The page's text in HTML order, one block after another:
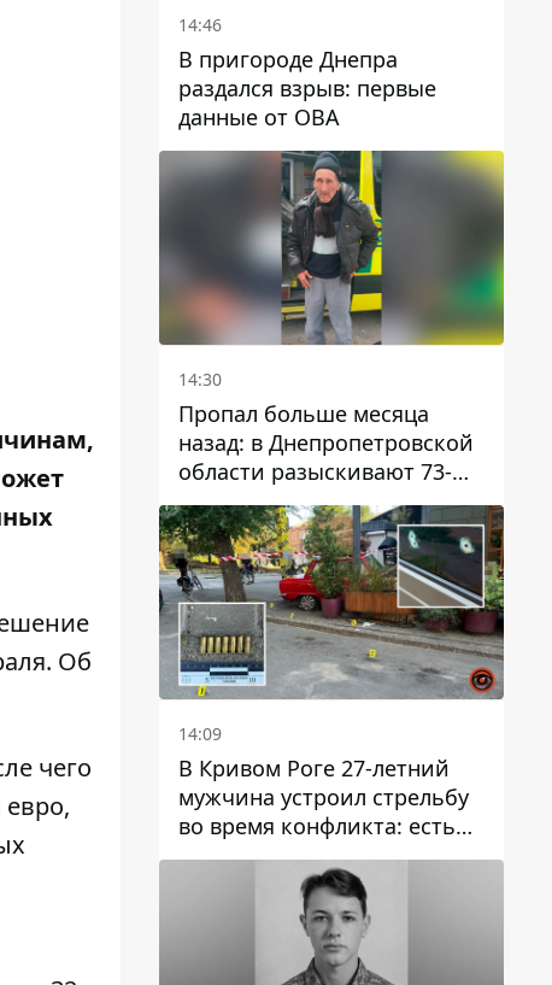
Об
чего
14:46
В пригороде Днепра
раздался взрыв: первые
данные от ОВА
14:30
Пропал больше месяца
назад: в Днепропетровской
области разыскивают 73-
летнего мужчину
14:09
В Кривом Роге 27-летний
мужчина устроил стрельбу
во время конфликта: есть
раненый